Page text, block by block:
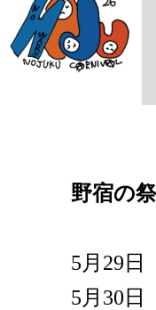
野宿の
5月29日
5月30日